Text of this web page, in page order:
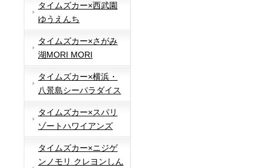
タイムズカー×西武園
ゆうえんち
タイムズカー×さがみ
湖MORI MORI
タイムズカー×横浜・
八景島シーパラダイス
タイムズカー×スパリ
ゾートハワイアンズ
タイムズカー×ニジゲ
ンノモリ クレヨンしん